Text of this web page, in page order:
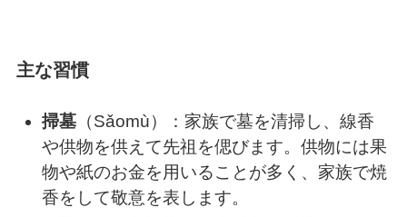
主な習慣
掃墓 （Sǎomù）：家族で墓を清掃し、線香
や供物を供えて先祖を偲びます。供物には果
物や紙のお金を用いることが多く、家族で焼
香をして敬意を表します。